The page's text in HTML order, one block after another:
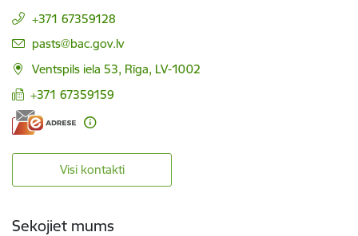
+371 67359128
E-pasts:
pasts@bac.gov.lv
Ventspils iela 53, Rīga, LV-1002
+371 67359159
Visi kontakti
Sekojiet mums